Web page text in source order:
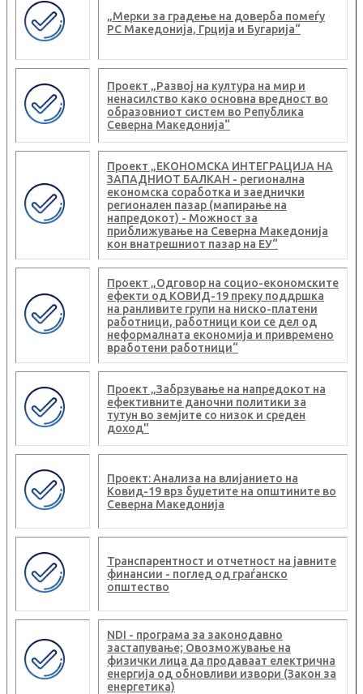
„Мерки за градење на доверба помеѓу
РС Македонија, Грција и Бугарија“
Проект „Развој на култура на мир и
ненасилство како основна вредност во
образовниот систем во Република
Северна Македонија“
Проект „ЕКОНОМСКА ИНТЕГРАЦИЈА НА
ЗАПАДНИОТ БАЛКАН - регионална
економска соработка и заеднички
регионален пазар (мапирање на
напредокот) - Можност за
приближување на Северна Македонија
кон внатрешниот пазар на ЕУ“
Проект „Одговор на социо-економските
ефекти од КОВИД-19 преку поддршка
на ранливите групи на ниско-платени
работници, работници кои се дел од
неформалната економија и привремено
вработени работници“
Проект „Забрзување на напредокот на
ефективните даночни политики за
тутун во земјите со низок и среден
доход"
Проект: Анализа на влијанието на
Ковид-19 врз буџетите на општините во
Северна Македонија
Транспарентност и отчетност на јавните
финансии - поглед од граѓанско
општество
NDI - програма за законодавно
застапување; Овозможување на
физички лица да продаваат електрична
енергија од обновливи извори (Закон за
енергетика)